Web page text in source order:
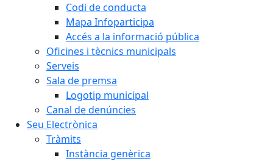
Codi de conducta
Mapa Infoparticipa
Accés a la informació pública
Oficines i tècnics municipals
Serveis
Sala de premsa
Logotip municipal
Canal de denúncies
Seu Electrònica
Tràmits
Instància genèrica